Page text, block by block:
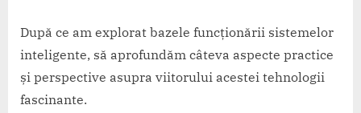
După ce am explorat bazele funcționării sistemelor
inteligente, să aprofundăm câteva aspecte practice
și perspective asupra viitorului acestei tehnologii
fascinante.